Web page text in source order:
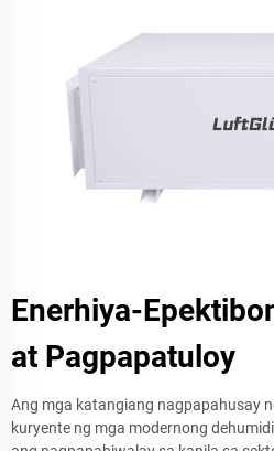
Enerhiya-
at Pagpapatuloy
Ang mga katangiang nagpapahusay
kuryente ng mga modernong